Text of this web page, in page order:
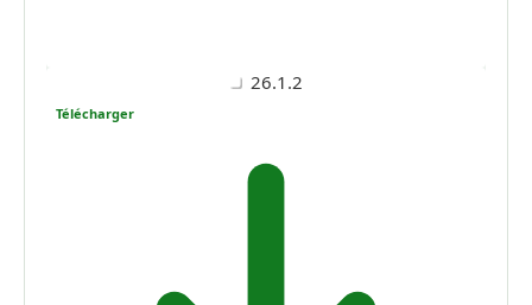
26.1.2
Télécharger